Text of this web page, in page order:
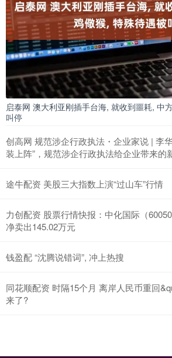
启泰网 澳大利亚刚插手台海, 就收到噩耗, 中
叫停
创高网 规范涉企行政执法・企业家说 | 李
装上阵”，规范涉企行政执法给企业带来的
途牛配资 美股三大指数上演“过山车”行情
力创配资 股票行情快报：中化国际（
净卖出145.02万元
钱盈配 “沈腾说错词”, 冲上热搜
同花顺配资 时隔15个月 离岸人民币重回
来了?